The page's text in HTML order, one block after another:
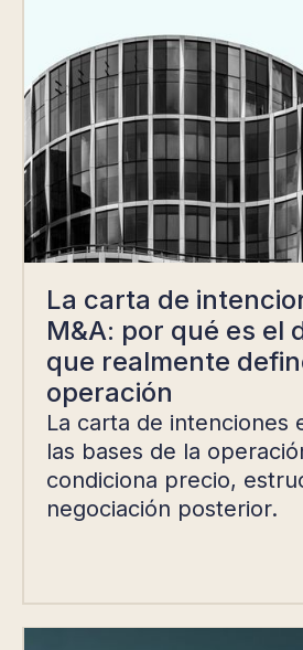
La carta de
M&A: por qué es el
que realmente
operación
La carta de intenciones
las bases de la
condiciona precio,
negociación posterior.